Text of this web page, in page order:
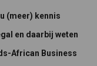
(meer) kennis
en daarbij weten
African Business